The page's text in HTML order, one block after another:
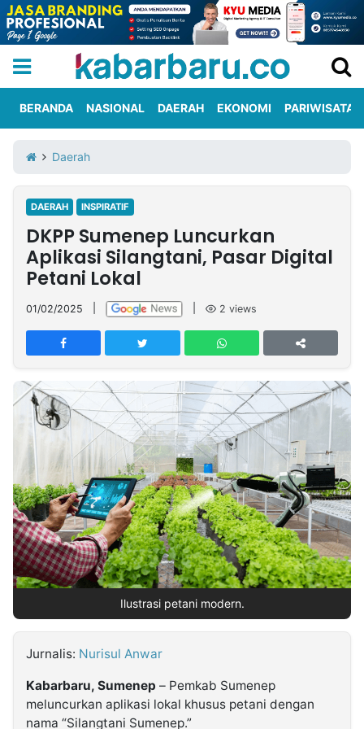
Iklan
Berita
Kami
Nasional
International
Olahraga
Entertainment
Daerah
Pariwisata
Kuliner
Kolom
Network
PT
TREETAN
INDONESIA
Partner
Insight
NTB
Suara
Time
Lens
IDN
Daily
Jogja
Jalan
Rakyat
Idealita
News
Kita
Notice
Dinamikapost.com
Radar
Baru
Seedbacklink
Follow
Kabarbaru
BERANDA NASIONAL DAERAH EKONOMI PARIWISATA
Daerah
DAERAH INSPIRATIF
DKPP Sumenep Luncurkan
Aplikasi Silangtani, Pasar Digital
Petani Lokal
01/02/2025 2 views
Ilustrasi petani modern.
Jurnalis: Nurisul Anwar
Kabarbaru, Sumenep – Pemkab Sumenep
meluncurkan aplikasi lokal khusus petani dengan
nama “Silangtani Sumenep.”